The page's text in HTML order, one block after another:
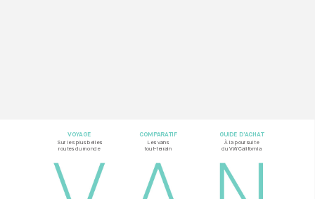
VOYAGE
Sur les plus belles
routes du monde
GUIDE D’ACHAT
À la poursuite
du VW California
COMPARATIF
Les vans
tout-terrain